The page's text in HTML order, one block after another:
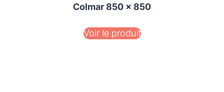
Colmar 850 x 850
Voir le produit